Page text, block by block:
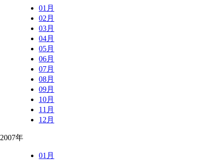
01月
02月
03月
04月
05月
06月
07月
08月
09月
10月
11月
12月
2007年
01月